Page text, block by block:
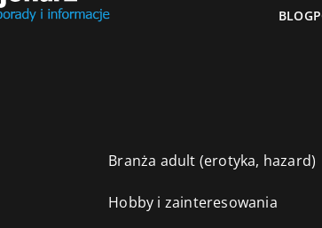
BLOG
Branża adult (erotyka, hazard)
Hobby i zainteresowania